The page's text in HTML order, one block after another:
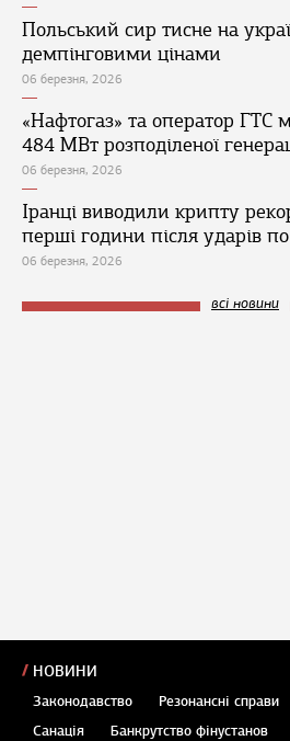
Польський сир тисне на
демпінговими цінами
06 березня, 2026
«Нафтогаз» та оператор ГТС
484 МВт розподіленої
06 березня, 2026
Іранці виводили крипту
перші години після ударів по
06 березня, 2026
всі новини
НОВИНИ
Законодавство Резонансні справи
Санація
Банкрутство фінустанов